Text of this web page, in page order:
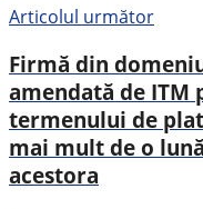
Articolul următor
Firmă din
amendată de ITM
termenului de
mai mult de o
acestora